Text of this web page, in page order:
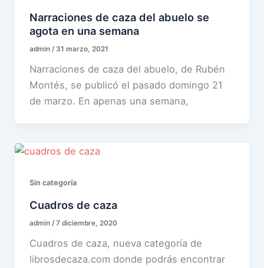
Narraciones de caza del abuelo se
agota en una semana
admin / 31 marzo, 2021
Narraciones de caza del abuelo, de Rubén
Montés, se publicó el pasado domingo 21
de marzo. En apenas una semana,
Sin categoría
Cuadros de caza
admin / 7 diciembre, 2020
Cuadros de caza, nueva categoría de
librosdecaza.com donde podrás encontrar